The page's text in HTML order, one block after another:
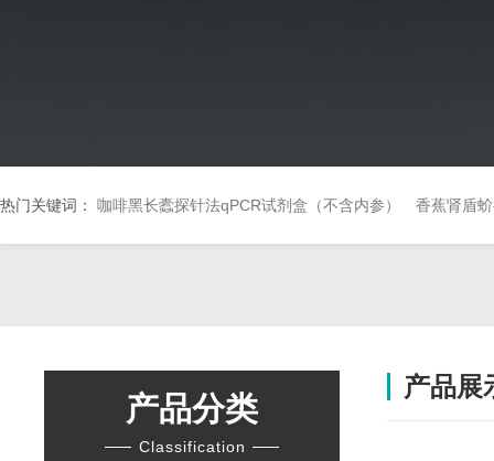
热门关键词： 咖啡黑长蠹探针法qPCR试剂盒（不含内参） 香蕉肾盾
产品分类
Classification
产品展